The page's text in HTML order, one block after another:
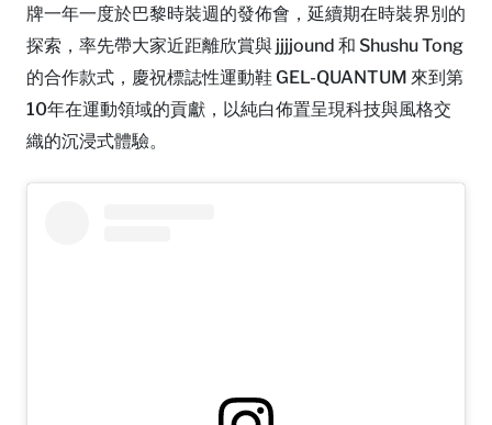
牌一年一度於巴黎時裝週的發佈會，延續期在時裝界別的
探索，率先帶大家近距離欣賞與 jjjjound 和 Shushu Tong
的合作款式，慶祝標誌性運動鞋 GEL-QUANTUM 來到第
10年在運動領域的貢獻，以純白佈置呈現科技與風格交
織的沉浸式體驗。